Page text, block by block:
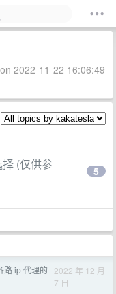
2022-11-22 16:06:49
(仅供参
5
路 ip 代理的
2022 年 12 月
7 日